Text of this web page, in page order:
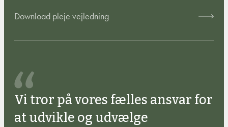
Download pleje vejledning
Vi tror på vores fælles ansvar for
at udvikle og udvælge